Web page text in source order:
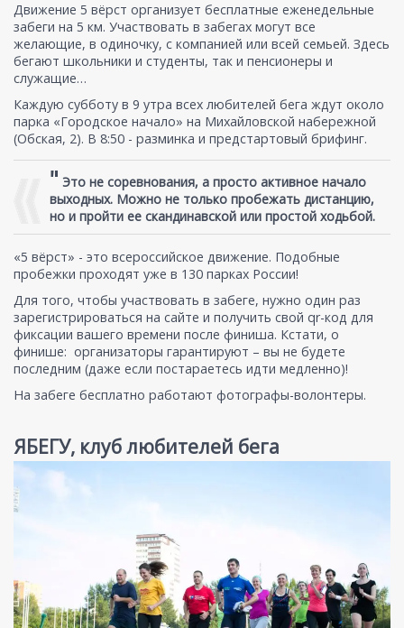
Движение 5 вёрст организует бесплатные еженедельные
забеги на 5 км. Участвовать в забегах могут все
желающие, в одиночку, с компанией или всей семьей. Здесь
бегают школьники и студенты, так и пенсионеры и
служащие…
Каждую субботу в 9 утра всех любителей бега ждут около
парка «Городское начало» на Михайловской набережной
(Обская, 2). В 8:50 - разминка и предстартовый брифинг.
" Это не соревнования, а просто активное начало
выходных. Можно не только пробежать дистанцию,
но и пройти ее скандинавской или простой ходьбой.
«5 вёрст» - это всероссийское движение. Подобные
пробежки проходят уже в 130 парках России!
Для того, чтобы участвовать в забеге, нужно один раз
зарегистрироваться на сайте и получить свой qr-код для
фиксации вашего времени после финиша. Кстати, о
финише: организаторы гарантируют – вы не будете
последним (даже если постараетесь идти медленно)!
На забеге бесплатно работают фотографы-волонтеры.
ЯБЕГУ, клуб любителей бега